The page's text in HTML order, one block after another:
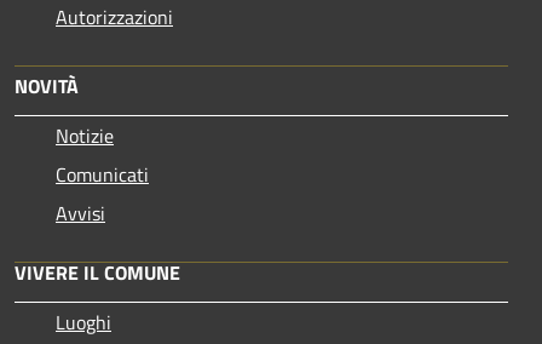
Autorizzazioni
NOVITÀ
Notizie
Comunicati
Avvisi
VIVERE IL COMUNE
Luoghi